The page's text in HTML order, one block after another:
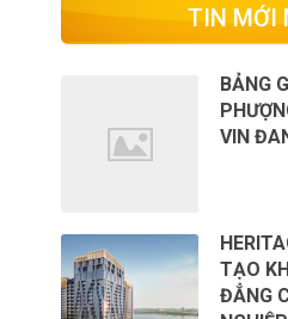
TIN MỚI
BẢNG
VIN
TẠO
ĐẲNG